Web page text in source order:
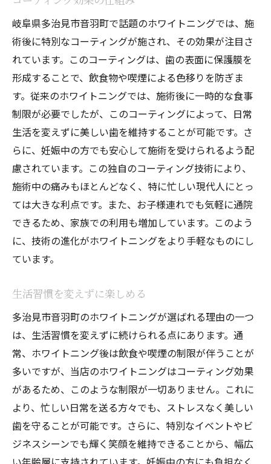
岐阜県多治見市音羽町で話題のホワイトニングでは、施
術後に特別なコーティングが施され、その効果が注目さ
れています。このコーティングは、歯の表面に保護膜を
形成することで、飲食物や喫煙による色移りを防ぎま
す。従来のホワイトニングでは、施術後に一時的な食事
制限が必要でしたが、このコーティングによって、日常
生活を変えずに美しい歯を維持することが可能です。さ
らに、妊娠中の方でも安心して施術を受けられるよう配
慮されています。この独自のコーティング技術により、
施術中の痛みもほとんどなく、特に忙しい現代人にとっ
ては大きな利点です。また、お子様連れでも気軽に通院
できるため、家族での利用も増加しています。このよう
に、技術の進化がホワイトニングをより手軽なものにし
ています。
生活習慣を変えずに楽しめる
多治見市音羽町のホワイトニングが選ばれる理由の一つ
は、生活習慣を変えずに続けられる点にあります。通
常、ホワイトニング後は飲食や喫煙の制限が伴うことが
多いですが、当店のホワイトニングはコーティング効果
があるため、このような制限が一切ありません。これに
より、忙しい日常を送る方々でも、ストレスなく美しい
歯を守ることが可能です。さらに、特別なイベントやビ
ジネスシーンでも輝く笑顔を維持できることから、幅広